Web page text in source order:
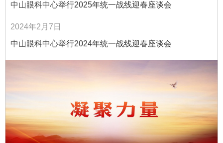
中山眼科中心举行2025年统一战线迎春座谈会
2024年2月7日
中山眼科中心举行2024年统一战线迎春座谈会